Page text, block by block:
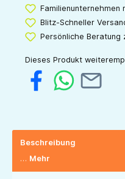
Familienunternehmen
Blitz-Schneller
Persönliche Beratung
Dieses Produkt
Beschreibung
… Mehr